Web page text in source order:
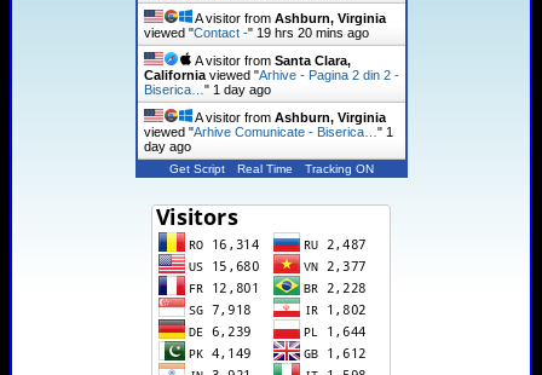
A visitor from Ashburn, Virginia
viewed "Contact -" 19 hrs 20 mins ago
A visitor from Santa Clara,
Californiaviewed "Arhive - Pagina 2 din 2 -
Biserica… " 1 day ago
A visitor from Ashburn, Virginia
viewed "Arhive Comunicate - Biserica… " 1
day ago
Get Script Real Time Tracking ON